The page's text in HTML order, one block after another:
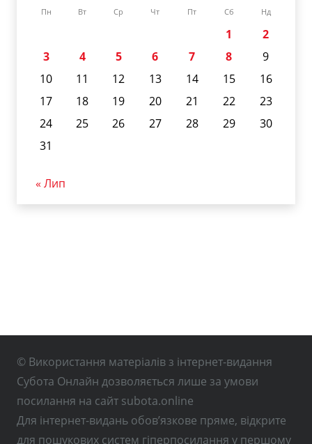
Пн Вт Ср Чт Пт Сб Нд
1
2
3
4 5 6 7 8
9
10
11 12 13 14 15
16
17
18 19 20 21 22
23
24
25 26 27 28 29
30
31
« Лип
© Використання матеріалів з інтернет-видання
Субота Онлайн дозволяється лише за умови
посилання на сайт subota.online
Для інтернет-видань обов’язкове пряме, відкрите
для пошукових систем гіперпосилання у першому